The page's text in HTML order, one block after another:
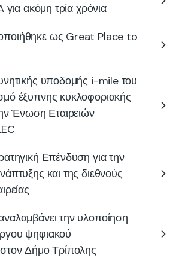
ακόμη τρία χρόνια
ως Great Place to
υποδομής i-mile του
έξυπνης κυκλοφοριακής
Ένωση Εταιρειών
Επένδυση για την
και της διεθνούς
την υλοποίηση
ψηφιακού
Δήμο Τρίπολης